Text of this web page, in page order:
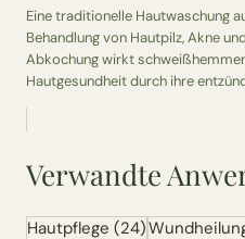
Eine traditionelle Hautwaschung
Behandlung von Hautpilz, Akne
Abkochung wirkt
Hautgesundheit durch ihre
Verwandte
Hautpflege (24)